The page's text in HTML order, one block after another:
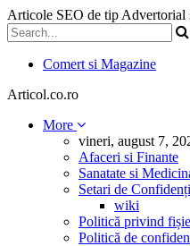
Articole SEO de tip Advertorial
Comert si Magazine
Articol.co.ro
More
vineri, august 7,
Afaceri si Finante
Sanatate si
Setari de
wiki
Politică privind
Politică de